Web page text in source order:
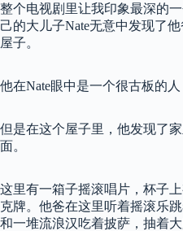
整个电视剧里让我印象最深的
己的大儿子Nate无意中发现了
屋子。
他在Nate眼中是一个很古板的
但是在这个屋子里，他发现了
面。
这里有一箱子摇滚唱片，杯子
克牌。他爸在这里听着摇滚乐
和一堆流浪汉吃着披萨，抽着